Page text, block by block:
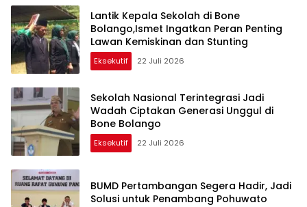
Lantik Kepala Sekolah di Bone
Bolango,Ismet Ingatkan Peran Penting
Lawan Kemiskinan dan Stunting
Eksekutif 22 Juli 2026
Sekolah Nasional Terintegrasi Jadi
Wadah Ciptakan Generasi Unggul di
Bone Bolango
Eksekutif 22 Juli 2026
BUMD Pertambangan Segera Hadir, Jadi
Solusi untuk Penambang Pohuwato